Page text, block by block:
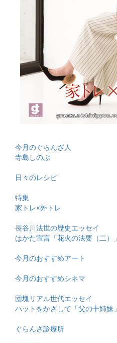
今月のぐらんざ人
寺島しのぶ
日々のレシピ
特集
家トレ×外トレ
長谷川法世の歴史エッセイ
はかた宣言「花火の法要（二）」
今月のおすすめアート
今月のおすすめシネマ
団塊リアル世代エッセイ
ハットをかざして「父の十姉妹」
ぐらんざ診療所